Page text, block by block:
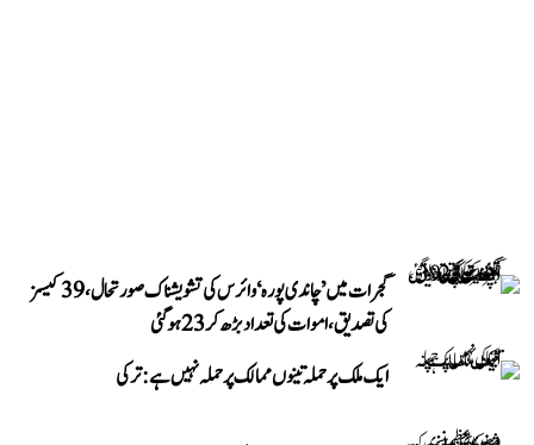
گجرات میں ’چاندی پورہ‘ وائرس کی تشویشناک صورتحال، 39 کیسز
کی تصدیق، اموات کی تعداد بڑھ کر 23 ہوگئی
ایک ملک پر حملہ تینوں ممالک پر حملہ نہیں ہے: ترکی